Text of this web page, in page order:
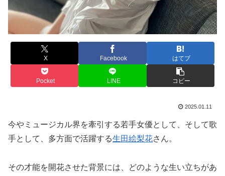
X Facebook はてブ
Pocket LINE コピー
2025.01.11
今やミュージカル界を牽引する若手女優として、そして歌
手として、多方面で活躍する生田絵梨花さん。
その才能を開花させた背景には、どのような生い立ちがあ